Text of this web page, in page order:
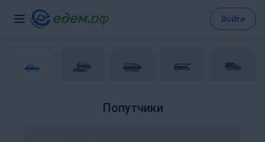
Войти
Попутчики